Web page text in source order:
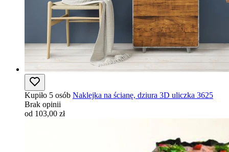
Kupiło 5 osób Naklejka na ścianę, dziura 3D uliczka 3625
Brak opinii
od 103,00 zł